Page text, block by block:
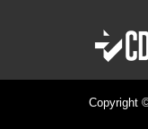
Copyright